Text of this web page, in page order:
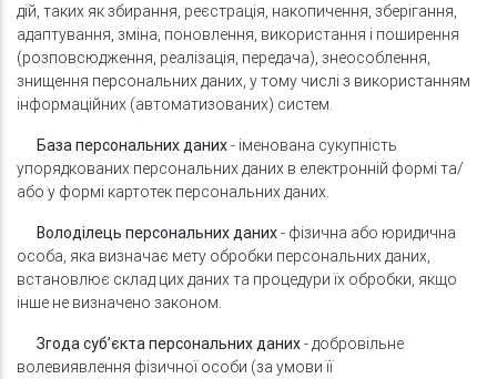
дій, таких як збирання, реєстрація, накопичення, зберігання,
адаптування, зміна, поновлення, використання і поширення
(розповсюдження, реалізація, передача), знеособлення,
знищення персональних даних, у тому числі з використанням
інформаційних (автоматизованих) систем.
База персональних даних- іменована сукупність
упорядкованих персональних даних в електронній формі та/
або у формі картотек персональних даних.
Володілець персональних даних- фізична або юридична
особа, яка визначає мету обробки персональних даних,
встановлює склад цих даних та процедури їх обробки, якщо
інше не визначено законом.
Згода суб’єкта персональних даних- добровільне
волевиявлення фізичної особи (за умови її